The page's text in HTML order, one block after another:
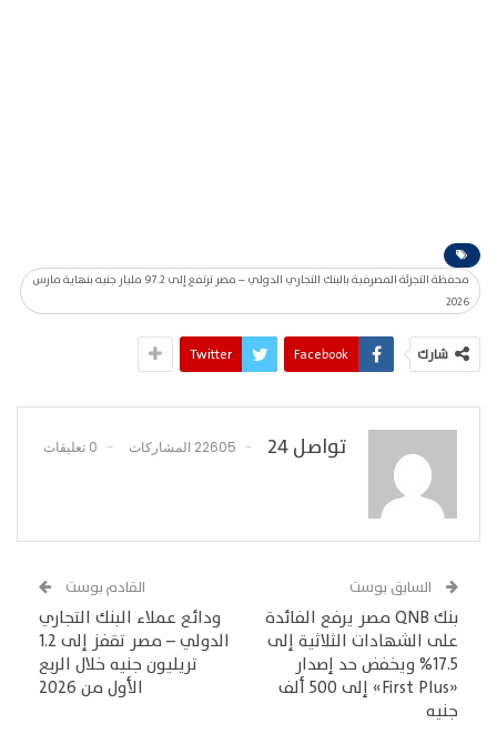
محفظة التجزئة المصرفية بالبنك التجاري الدولي – مصر ترتفع إلى 97.2 مليار جنيه بنهاية مارس
2026
شارك Facebook
Twitter
تواصل 24 22605 المشاركات 0 تعليقات
السابق بوست
بنك QNB مصر يرفع الفائدة
على الشهادات الثلاثية إلى
17.5% ويخفض حد إصدار
«First Plus» إلى 500 ألف
جنيه
القادم بوست
ودائع عملاء البنك التجاري
الدولي – مصر تقفز إلى 1.2
تريليون جنيه خلال الربع
الأول من 2026